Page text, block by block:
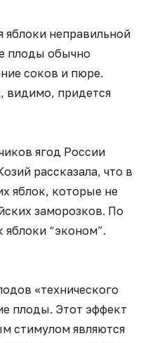
яблоки неправильной
плоды обычно
соков и пюре.
видимо, придется
ягод России
рассказала, что в
яблок, которые не
заморозков. По
яблоки “эконом”.
«технического
плоды. Этот эффект
стимулом являются